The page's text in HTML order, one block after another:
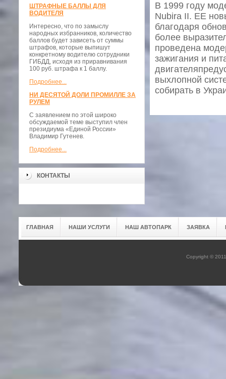
ШТРАФНЫЕ БАЛЛЫ ДЛЯ
ВОДИТЕЛЯ
Интересно, что по замыслу
народных избранников, количество
баллов будет зависеть от суммы
штрафов, которые выпишут
конкретному водителю сотрудники
ГИБДД, исходя из приравнивания
100 руб. штрафа к 1 баллу.
Подробнее...
НИ ДЕСЯТОЙ ДОЛИ ПРОМИЛЛЕ ЗА
РУЛЕМ
С заявлением по этой широко
обсуждаемой теме выступил член
президиума «Единой России»
Владимир Гутенев.
Подробнее...
КОНТАКТЫ
В 1999 году
Nubira II. ЕЕ
благодаря
более
проведена
зажигания и
выхлопной
собирать в
ГЛАВНАЯ НАШИ УСЛУГИ НАШ АВТОПАРК ЗАЯВКА
Copyright ©